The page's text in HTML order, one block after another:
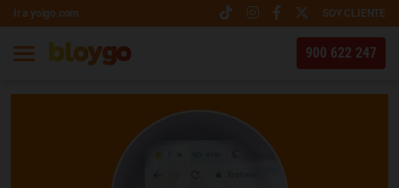
Ir a yoigo.com SOY CLIENTE
900 622 247